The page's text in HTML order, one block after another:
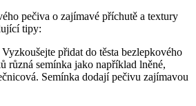
pečiva o zajímavé příchutě a textury
tipy:
​Vyzkoušejte přidat do těsta bezlepkového
různá semínka jako například ⁢lněné,
Semínka⁢ dodají pečivu zajímavou